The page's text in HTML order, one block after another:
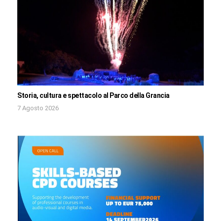
Storia, cultura e spettacolo al Parco della Grancia
7 Agosto 2026